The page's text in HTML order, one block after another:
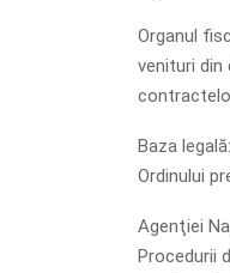
Organul
venituri din
Baza
Ordinului
Agenţiei
Procedurii